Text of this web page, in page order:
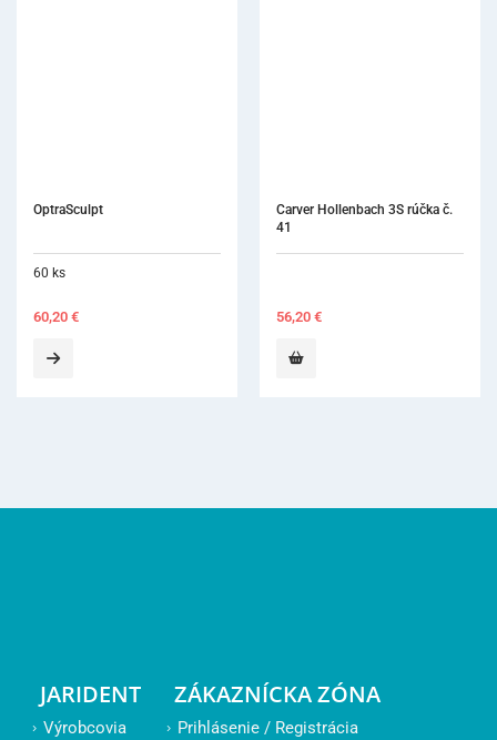
OptraSculpt
60 ks
60,20 €
Carver Hollenbach 3S rúčka č.
41
56,20 €
JARIDENT
Výrobcovia
ZÁKAZNÍCKA ZÓNA
Prihlásenie / Registrácia